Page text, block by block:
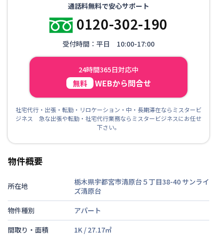
通話料無料で安心サポート
0120-302-190
受付時間：平日 10:00-17:00
24時間365日対応中
無料 WEBから問合せ
社宅代行・出張・転勤・リロケーション・中・長期滞在ならミスタービ
ジネス 急な出張や転勤・社宅代行業務ならミスタービジネスにお任せ
下さい。
物件概要
所在地 栃木県宇都宮市清原台５丁目38-40 サンライ
ズ清原台
物件種別
アパート
間取り・面積
1K / 27.17㎡